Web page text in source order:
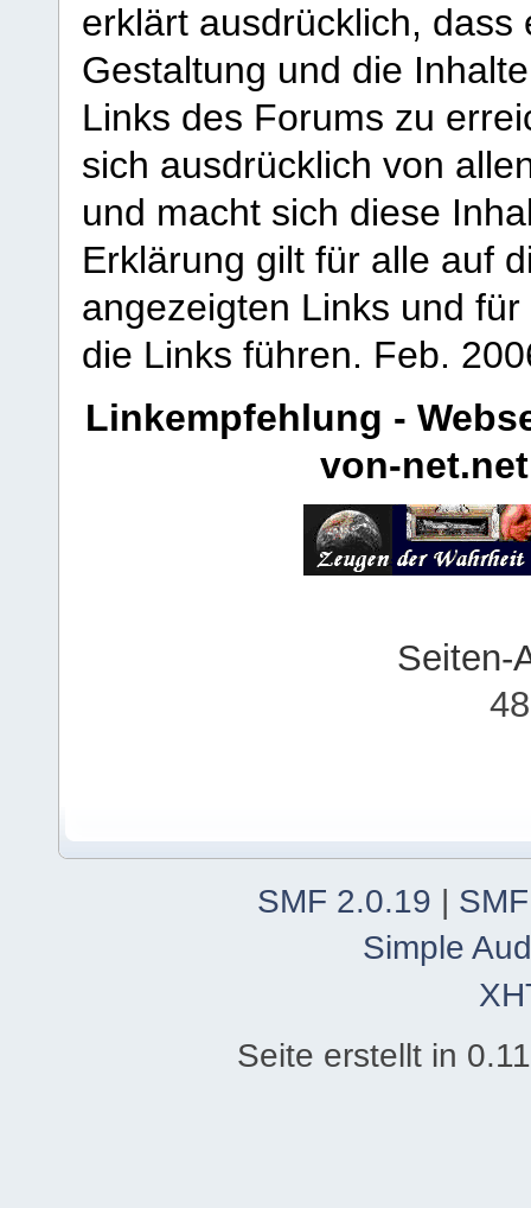
erklärt ausdrücklich,
Gestaltung und die
Links des Forums zu
sich ausdrücklich von
und macht sich diese
Erklärung gilt für alle auf
angezeigten Links und
die Links führen. Feb.
Linkempfehlung -
von-net.net
Seiten-
SMF 2.0.19 |
Simple
Seite erstellt in